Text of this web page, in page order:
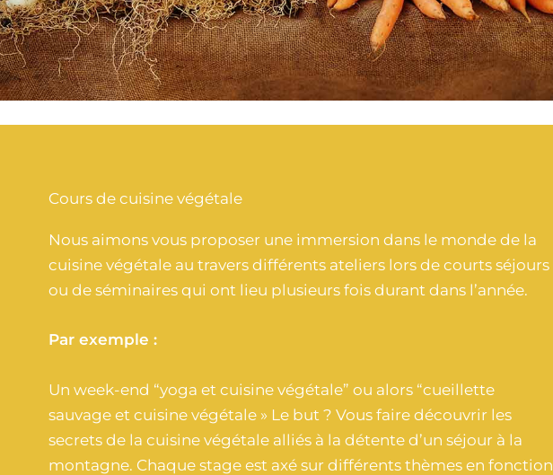
Cours de cuisine végétale
Nous aimons vous proposer une immersion dans le monde de la
cuisine végétale au travers différents ateliers lors de courts séjours
ou de séminaires qui ont lieu plusieurs fois durant dans l’année.
Par exemple :
Un week-end “yoga et cuisine végétale” ou alors “cueillette
sauvage et cuisine végétale » Le but ? Vous faire découvrir les
secrets de la cuisine végétale alliés à la détente d’un séjour à la
montagne. Chaque stage est axé sur différents thèmes en fonction